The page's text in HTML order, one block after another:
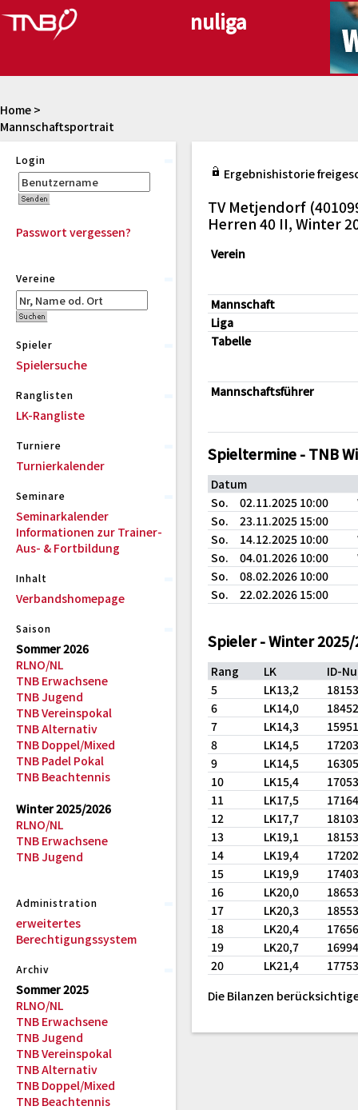
Mannschaftsportrait
Home >
Login
Passwort vergessen?
Vereine
Spieler
Spielersuche
Ranglisten
LK-Rangliste
Turniere
Turnierkalender
Seminare
Seminarkalender
Informationen zur Trainer-
Aus- & Fortbildung
Inhalt
Verbandshomepage
Saison
Sommer 2026
RLNO/NL
TNB Erwachsene
TNB Jugend
TNB Vereinspokal
TNB Alternativ
TNB Doppel/Mixed
TNB Padel Pokal
TNB Beachtennis
Winter 2025/2026
RLNO/NL
TNB Erwachsene
TNB Jugend
Administration
erweitertes
Berechtigungssystem
Archiv
Sommer 2025
RLNO/NL
TNB Erwachsene
TNB Jugend
TNB Vereinspokal
TNB Alternativ
TNB Doppel/Mixed
TNB Beachtennis
Ergebnishistorie
TV Metjendorf
Herren 40 II, Winter
Verein
Mannschaft
Liga
Tabelle
Mannschaftsführer
Spieltermine - TNB
Datum
So.
02.11.2025 10:00
So.
23.11.2025 15:00
So.
14.12.2025 10:00
So.
04.01.2026 10:00
So.
08.02.2026 10:00
So.
22.02.2026 15:00
Spieler - Winter 2025/
Rang LK
ID-
5
LK13,2
6
LK14,0
7
LK14,3
8
LK14,5
9
LK14,5
10
LK15,4
11
LK17,5
12
LK17,7
13
LK19,1
14
LK19,4
15
LK19,9
16
LK20,0
17
LK20,3
18
LK20,4
19
LK20,7
20
LK21,4
Die Bilanzen